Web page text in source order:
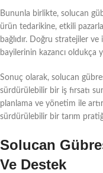
Bununla birlikte, solucan
ürün tedarikine, etkili
bağlıdır. Doğru stratejiler
bayilerinin kazancı oldukça
Sonuç olarak, solucan
sürdürülebilir bir iş fırsatı
planlama ve yönetim ile
sürdürülebilir bir tarım
Solucan
Ve Destek